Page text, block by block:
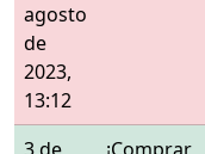
agosto
de
2023,
13:12